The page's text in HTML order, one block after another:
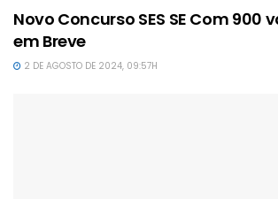
Novo Concurso SES SE Com 900
em Breve
2 DE AGOSTO DE 2024, 09:57H